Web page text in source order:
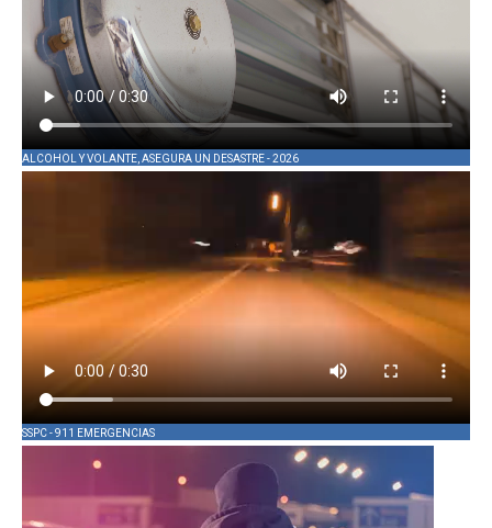
ALCOHOL Y VOLANTE, ASEGURA UN DESASTRE - 2026
SSPC - 911 EMERGENCIAS